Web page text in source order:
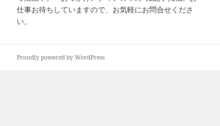
仕事お待ちしていますので、お気軽にお問合せくださ
い。
Proudly powered by WordPress